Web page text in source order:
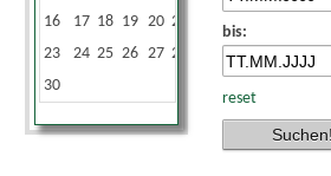
16
17 18 19 20 21
23
24 25 26 27 28
30
bis:
reset